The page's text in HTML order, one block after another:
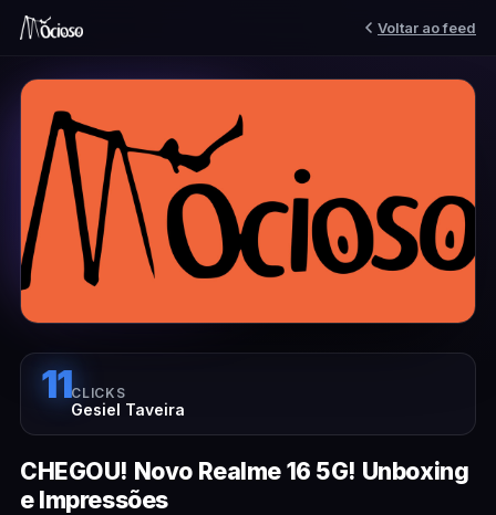
Voltar ao feed
11CLICKS
Gesiel Taveira
CHEGOU! Novo Realme 16 5G! Unboxing
e Impressões